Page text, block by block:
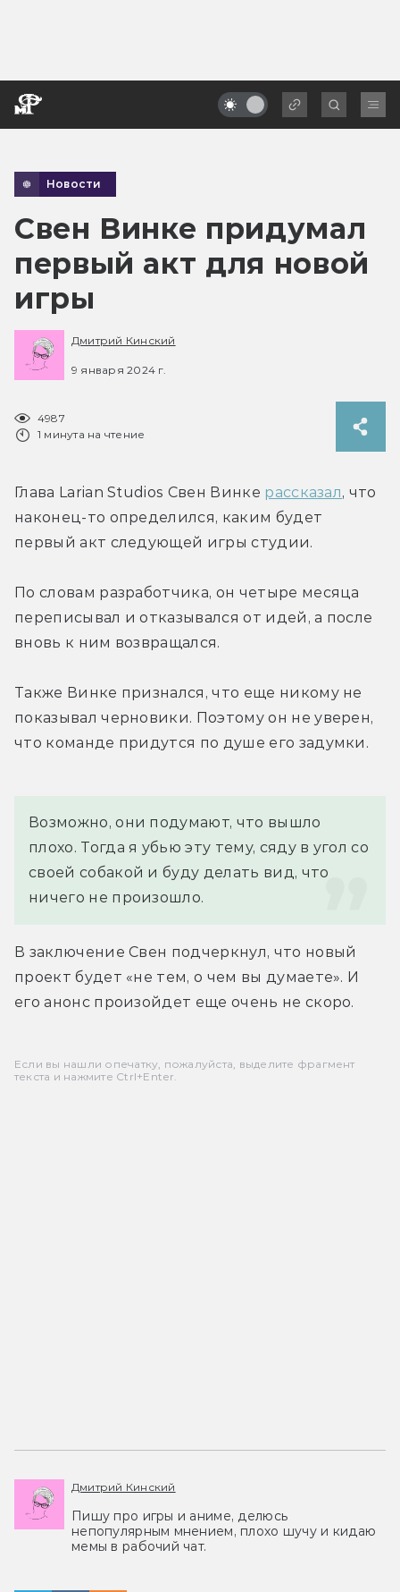
Новости
Свен Винке придумал
первый акт для новой
игры
Дмитрий Кинский
9 января 2024 г.
4987
1 минута на чтение
Глава Larian Studios Свен Винке рассказал, что
наконец-то определился, каким будет
первый акт следующей игры студии.
По словам разработчика, он четыре месяца
переписывал и отказывался от идей, а после
вновь к ним возвращался.
Также Винке признался, что еще никому не
показывал черновики. Поэтому он не уверен,
что команде придутся по душе его задумки.
Возможно, они подумают, что вышло
плохо. Тогда я убью эту тему, сяду в угол со
своей собакой и буду делать вид, что
ничего не произошло.
В заключение Свен подчеркнул, что новый
проект будет «не тем, о чем вы думаете». И
его анонс произойдет еще очень не скоро.
Если вы нашли опечатку, пожалуйста, выделите фрагмент
текста и нажмите Ctrl+Enter.
Дмитрий Кинский
Пишу про игры и аниме, делюсь
непопулярным мнением, плохо шучу и кидаю
мемы в рабочий чат.